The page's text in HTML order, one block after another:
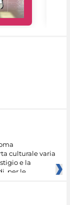
culturale varia
e la
per le